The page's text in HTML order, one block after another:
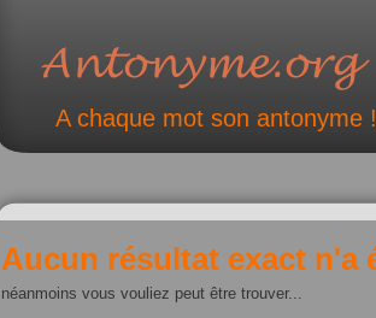
A chaque mot son antonyme !
Aucun résultat exact n'a
néanmoins vous vouliez peut être trouver...